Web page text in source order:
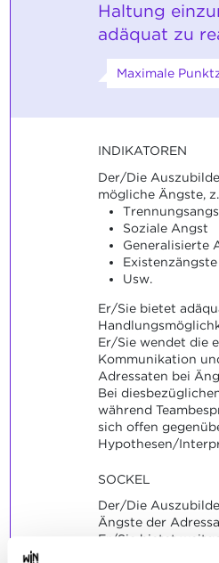
Haltung
adäquat zu
Maximale
INDIKATOREN
Der/Die
mögliche Ängste,
Soziale Angst
Generalisierte
Existenzängste
Usw.
Er/Sie bietet
Er/Sie wendet die
Kommunikation
Adressaten bei
Bei
während
sich offen
Hypothesen/
SOCKEL
Der/Die
Ängste der
Er/Sie bietet